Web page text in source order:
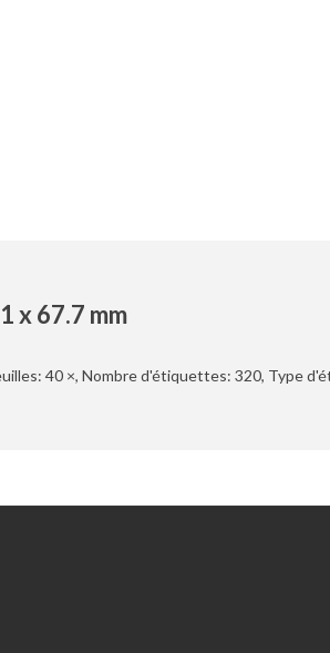
x 67.7 mm
40 ×, Nombre d'étiquettes: 320, Type